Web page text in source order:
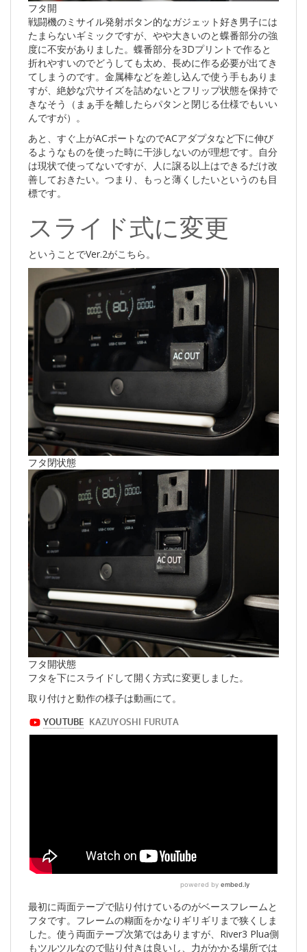
フタ開
戦闘機のミサイル発射ボタン的なガジェット好き男子には
たまらないギミックですが、やや大きいのと蝶番部分の強
度に不安がありました。蝶番部分を3Dプリントで作ると
折れやすいのでどうしても太め、長めに作る必要が出てき
てしまうのです。金属棒などを差し込んで使う手もありま
すが、絶妙な穴サイズを詰めないとフリップ状態を保持で
きなそう（まぁ手を離したらパタンと閉じる仕様でもいい
んですが）。
あと、すぐ上がACポートなのでACアダプタなど下に伸び
るようなものを使った時に干渉しないのが理想です。自分
は現状で使ってないですが、人に譲る以上はできるだけ改
善しておきたい。つまり、もっと薄くしたいというのも目
標です。
スライド式に変更
ということでVer.2がこちら。
フタ閉状態
フタ開状態
フタを下にスライドして開く方式に変更しました。
取り付けと動作の様子は動画にて。
最初に両面テープで貼り付けているのがベースフレームと
フタです。フレームの糊面をかなりギリギリまで狭くしま
した。使う両面テープ次第ではありますが、River3 Plua側
もツルツルなので貼り付きは良いし、力がかかる場所では